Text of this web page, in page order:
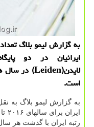
به گزارش لیمو بلاگ
است.
به گزارش لیمو بلاگ به
رتبه ایران با گذشت هر